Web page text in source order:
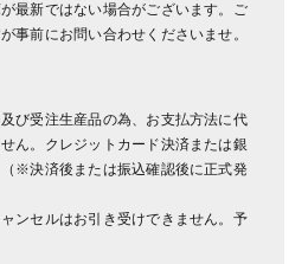
最新ではない場合がございます。ご
事前にお問い合わせくださいませ。
び受注生産品の為、お支払方法に代
ん。クレジットカード決済または銀
※決済後または振込確認後に正式発
ンセルはお引き受けできません。予